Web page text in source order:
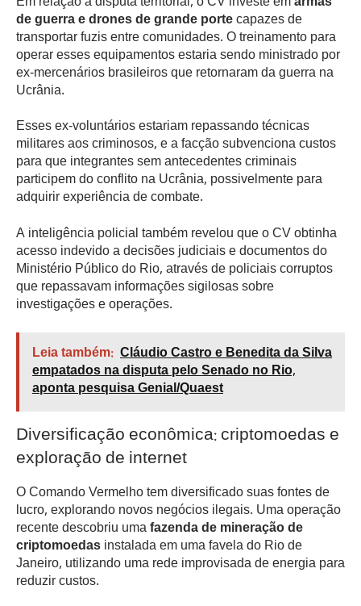
de guerra e drones de grande portecapazes de
transportar fuzis entre comunidades. O treinamento para
operar esses equipamentos estaria sendo ministrado por
ex-mercenários brasileiros que retornaram da guerra na
Ucrânia.
Esses ex-voluntários estariam repassando técnicas
militares aos criminosos, e a facção subvenciona custos
para que integrantes sem antecedentes criminais
participem do conflito na Ucrânia, possivelmente para
adquirir experiência de combate.
A inteligência policial também revelou que o CV obtinha
acesso indevido a decisões judiciais e documentos do
Ministério Público do Rio, através de policiais corruptos
que repassavam informações sigilosas sobre
investigações e operações.
Leia também: Cláudio Castro e Benedita da Silva
empatados na disputa pelo Senado no Rio,
aponta pesquisa Genial/Quaest
Diversificação econômica: criptomoedas e
exploração de internet
O Comando Vermelho tem diversificado suas fontes de
lucro, explorando novos negócios ilegais. Uma operação
recente descobriu umafazenda de mineração de
criptomoedasinstalada em uma favela do Rio de
Janeiro, utilizando uma rede improvisada de energia para
reduzir custos.